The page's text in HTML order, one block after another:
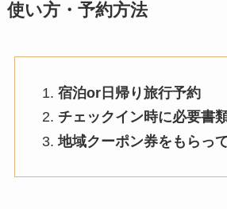
使い方・予約方法
宿泊or日帰り旅行予約
チェックイン時に必要書
地域クーポン券をもらっ